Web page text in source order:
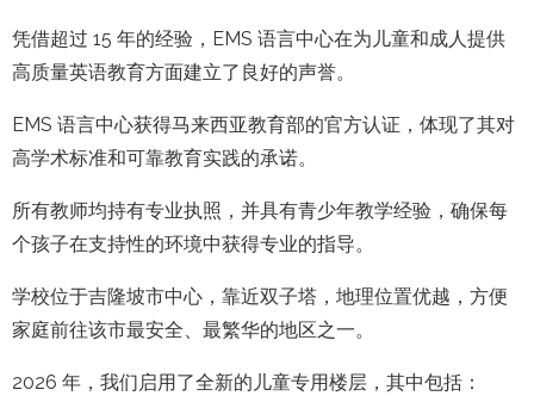
凭借超过 15 年的经验，EMS 语言中心在为儿童和成人提供
高质量英语教育方面建立了良好的声誉。
EMS 语言中心获得马来西亚教育部的官方认证，体现了其对
高学术标准和可靠教育实践的承诺。
所有教师均持有专业执照，并具有青少年教学经验，确保每
个孩子在支持性的环境中获得专业的指导。
学校位于吉隆坡市中心，靠近双子塔，地理位置优越，方便
家庭前往该市最安全、最繁华的地区之一。
2026 年，我们启用了全新的儿童专用楼层，其中包括：